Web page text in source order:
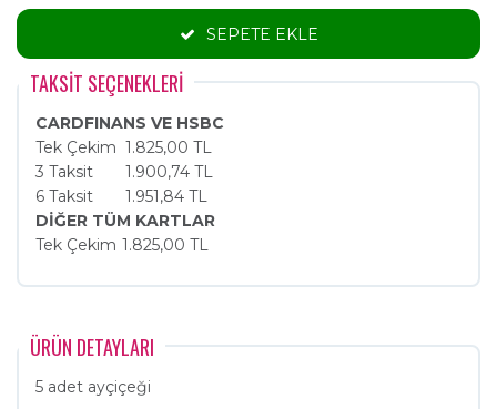
SEPETE EKLE
TAKSİT SEÇENEKLERİ
CARDFINANS VE HSBC
Tek Çekim 1.825,00 TL
3 Taksit
1.900,74 TL
6 Taksit
1.951,84 TL
DİĞER TÜM KARTLAR
Tek Çekim 1.825,00 TL
ÜRÜN DETAYLARI
5 adet ayçiçeği